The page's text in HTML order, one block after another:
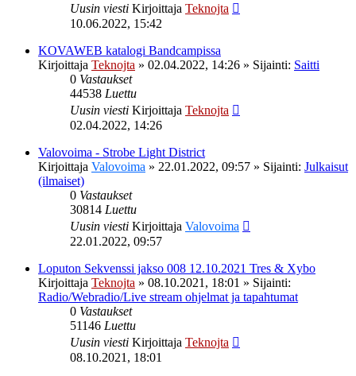
Uusin viesti Kirjoittaja Teknojta
10.06.2022, 15:42
KOVAWEB katalogi Bandcampissa
Kirjoittaja Teknojta » 02.04.2022, 14:26 » Sijainti: Saitti
0 Vastaukset
44538 Luettu
Uusin viesti Kirjoittaja Teknojta
02.04.2022, 14:26
Valovoima - Strobe Light District
Kirjoittaja Valovoima » 22.01.2022, 09:57 » Sijainti: Julkaisut
(ilmaiset)
0 Vastaukset
30814 Luettu
Uusin viesti Kirjoittaja Valovoima
22.01.2022, 09:57
Loputon Sekvenssi jakso 008 12.10.2021 Tres & Xybo
Kirjoittaja Teknojta » 08.10.2021, 18:01 » Sijainti:
Radio/Webradio/Live stream ohjelmat ja tapahtumat
0 Vastaukset
51146 Luettu
Uusin viesti Kirjoittaja Teknojta
08.10.2021, 18:01